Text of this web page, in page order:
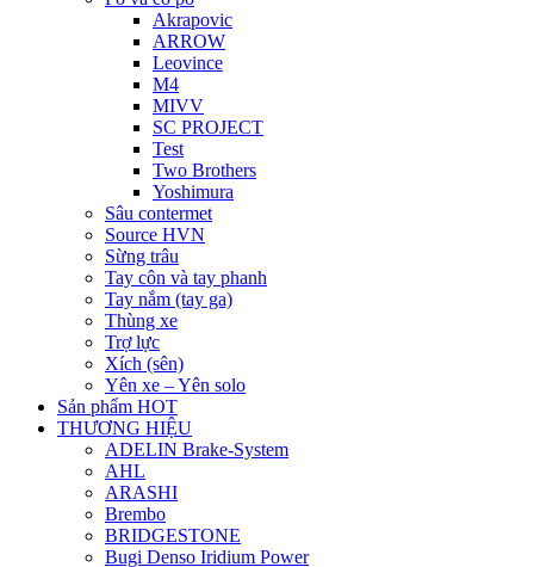
Akrapovic
ARROW
Leovince
M4
MIVV
SC PROJECT
Test
Two Brothers
Yoshimura
Sâu contermet
Source HVN
Sừng trâu
Tay côn và tay phanh
Tay nắm (tay ga)
Thùng xe
Trợ lực
Xích (sên)
Yên xe – Yên solo
Sản phẩm HOT
THƯƠNG HIỆU
ADELIN Brake-System
AHL
ARASHI
Brembo
BRIDGESTONE
Bugi Denso Iridium Power